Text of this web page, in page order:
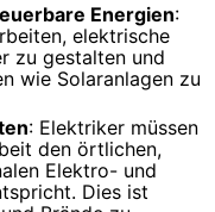
Energien:
elektrische
zu gestalten und
wie Solaranlagen zu
: Elektriker müssen
den örtlichen,
Elektro- und
Dies ist